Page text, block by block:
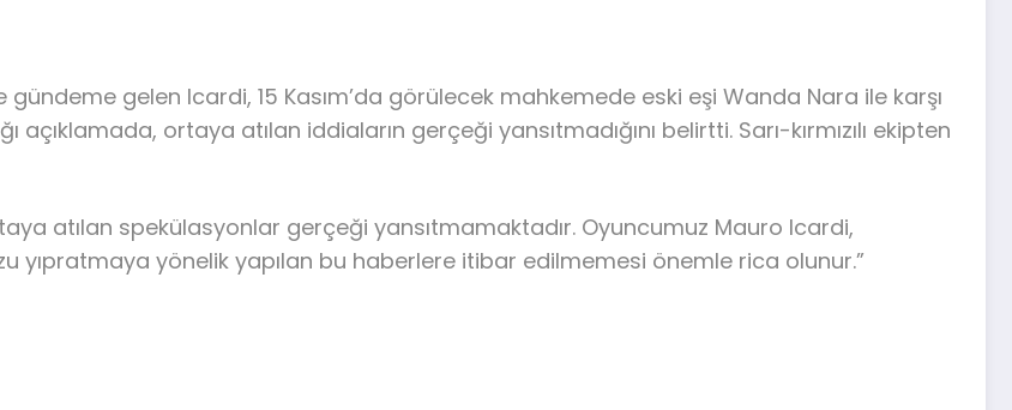
gündeme gelen Icardi, 15 Kasım’da görülecek mahkemede eski eşi Wanda Nara ile karşı
ortaya atılan iddiaların gerçeği yansıtmadığını belirtti. Sarı-kırmızılı ekipten
atılan spekülasyonlar gerçeği yansıtmamaktadır. Oyuncumuz Mauro Icardi,
yıpratmaya yönelik yapılan bu haberlere itibar edilmemesi önemle rica olunur.”